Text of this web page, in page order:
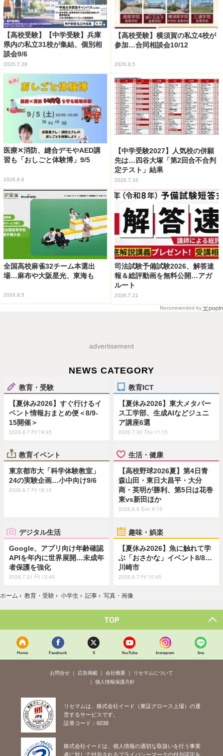
【高校受験】【中学受験】兵庫
県内の私立31校が集結、個別相
談会9/6
2026.7.28
【高校受験】横須賀の私立4校が
参加…合同相談会10/12
2026.8.5
医療✕消防、縫合デモやAED講
習も「おしごと体験博」9/5
2026.8.6
【中学受験2027】人気校の併願
先は…四谷大塚「第2回合不合判
定テスト」結果
2026.7.16
全国高校麻雀32チーム本選出
場…麻布や大阪星光、東海も
2026.8.5
司法試験予備試験2026、解答速
報＆総評動画を無料公開…アガ
ルート
2026.7.21
Recommended by
advertisement
NEWS CATEGORY
教育・受験
【夏休み2026】すぐ行けるイ
ベント情報おまとめ便＜8/9-
15開催＞
2026.8.7 Fri 19:45
教育ICT
【夏休み2026】東大メタバー
ス工学部、生成AIなどジュニ
ア講座6選
2026.7.30 Thu 11:15
教育イベント
東京都市大「科学体験教室」
24の実験企画…小中向け9/6
2026.8.7 Fri 18:15
生活・健康
【高校野球2026夏】第4日青
森山田・東日大昌平・大分
商・英明が勝利、第5日は花巻
東vs新田ほか
2026.8.9 Sun 9:15
デジタル生活
Google、アプリ向け年齢確認
APIを年内に世界展開…未成年
者保護を強化
2026.7.31 Fri 13:45
趣味・娯楽
【夏休み2026】魚に触れて学
ぶ「おさかな」イベント8/8…
川崎市
2026.8.7 Fri 10:45
ホーム › 教育・受験 › 小学生 › 記事 › 写真・画像
TOP
Home Facebook X YouTube Instagram line
お問合せ 広告掲載 会社概要
リセマムについて
個人情報保護方針
リセマムは、株式会社イード（東証グロース上場）の運
営するサービスです。
証券コード：6038
株式会社イードは、個人情報の適切な取扱いを行う事業
者に対して付与されるプライバシーマークの付与認定を